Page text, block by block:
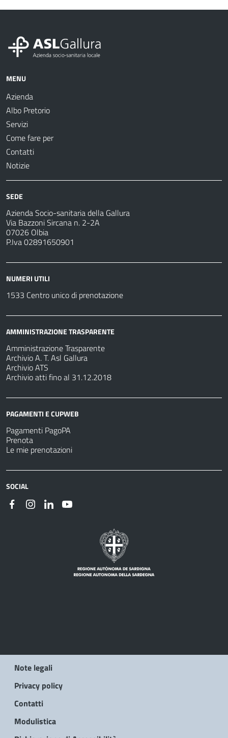
MENU
Azienda
Albo Pretorio
Servizi
Come fare per
Contatti
Notizie
SEDE
Azienda Socio-sanitaria della Gallura
Via Bazzoni Sircana n. 2-2A
07026 Olbia
P.Iva 02891650901
NUMERI UTILI
1533 Centro unico di prenotazione
AMMINISTRAZIONE TRASPARENTE
Amministrazione Trasparente
Archivio A. T. Asl Gallura
Archivio ATS
Archivio atti fino al 31.12.2018
PAGAMENTI E CUPWEB
Pagamenti PagoPA
Prenota
Le mie prenotazioni
SOCIAL
Note legali
Privacy policy
Contatti
Modulistica